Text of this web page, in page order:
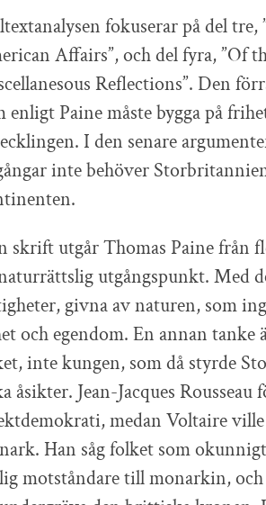
fokuserar på del
Affairs”, och del fyra, ”Of
Reflections”. Den
enligt Paine måste bygga på
I den senare
inte behöver
skrift utgår Thomas Paine från
utgångspunkt. Med
givna av naturen, som
och egendom. En annan tanke
inte kungen, som då styrde
åsikter. Jean-Jacques
medan Voltaire
Han såg folket som
motståndare till monarkin,